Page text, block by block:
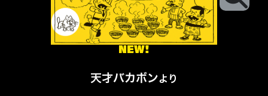
NEW!
天才バカボンより